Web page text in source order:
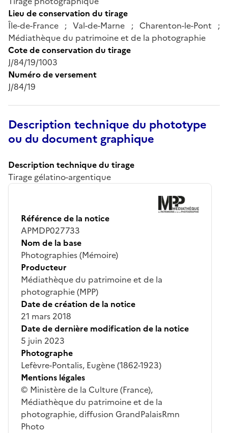
Lieu de conservation du tirage
Île-de-France ; Val-de-Marne ; Charenton-le-Pont ;
Médiathèque du patrimoine et de la photographie
Cote de conservation du tirage
J/84/19/1003
Numéro de versement
J/84/19
Description technique du phototype
ou du document graphique
Description technique du tirage
Tirage gélatino-argentique
Référence de la notice
APMDP027733
Nom de la base
Photographies (Mémoire)
Producteur
Médiathèque du patrimoine et de la
photographie (MPP)
Date de création de la notice
21 mars 2018
Date de dernière modification de la notice
5 juin 2023
Photographe
Lefèvre-Pontalis, Eugène (1862-1923)
Mentions légales
© Ministère de la Culture (France),
Médiathèque du patrimoine et de la
photographie, diffusion GrandPalaisRmn
Photo